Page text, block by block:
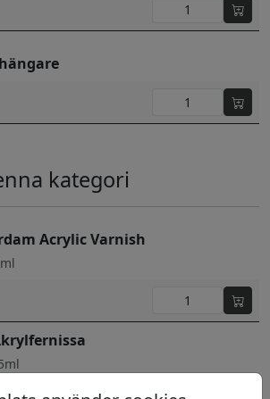
kategori
Acrylic Varnish